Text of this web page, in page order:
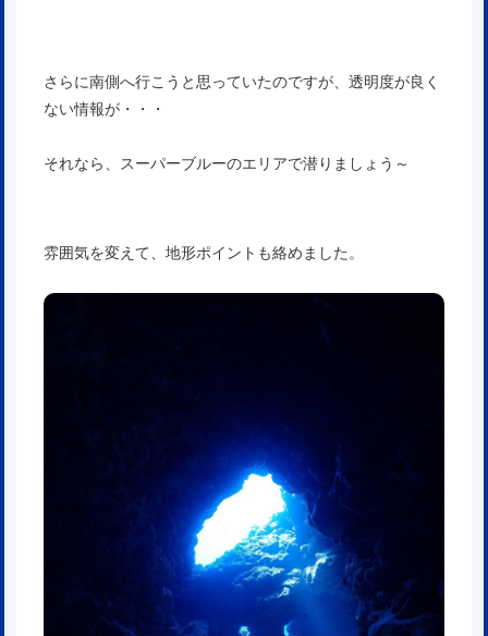
さらに南側へ行こうと思っていたのですが、透明度が良く
ない情報が・・・
それなら、スーパーブルーのエリアで潜りましょう～
雰囲気を変えて、地形ポイントも絡めました。